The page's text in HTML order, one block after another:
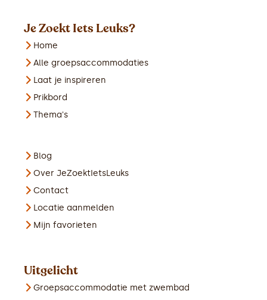
Je Zoekt Iets Leuks?
Home
Alle groepsaccommodaties
Laat je inspireren
Prikbord
Thema's
Blog
Over JeZoektIetsLeuks
Contact
Locatie aanmelden
Mijn favorieten
Uitgelicht
Groepsaccommodatie met zwembad